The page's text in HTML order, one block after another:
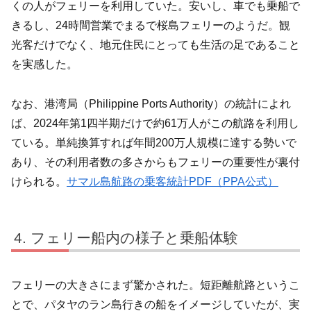
くの人がフェリーを利用していた。安いし、車でも乗船で
きるし、24時間営業でまるで桜島フェリーのようだ。観
光客だけでなく、地元住民にとっても生活の足であること
を実感した。
なお、港湾局（Philippine Ports Authority）の統計によれ
ば、2024年第1四半期だけで約61万人がこの航路を利用し
ている。単純換算すれば年間200万人規模に達する勢いで
あり、その利用者数の多さからもフェリーの重要性が裏付
けられる。 サマル島航路の乗客統計PDF（PPA公式）
フェリー船内の様子と乗船体験
フェリーの大きさにまず驚かされた。短距離航路というこ
とで、パタヤのラン島行きの船をイメージしていたが、実